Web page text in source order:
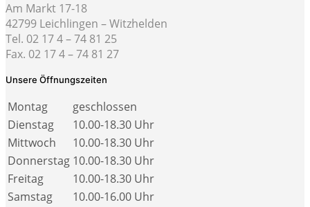
Am Markt 17-18
42799 Leichlingen – Witzhelden
Tel. 02 17 4 – 74 81 25
Fax. 02 17 4 – 74 81 27
Unsere Öffnungszeiten
Montag
geschlossen
Dienstag
10.00-18.30 Uhr
Mittwoch
10.00-18.30 Uhr
Donnerstag 10.00-18.30 Uhr
Freitag
10.00-18.30 Uhr
Samstag
10.00-16.00 Uhr